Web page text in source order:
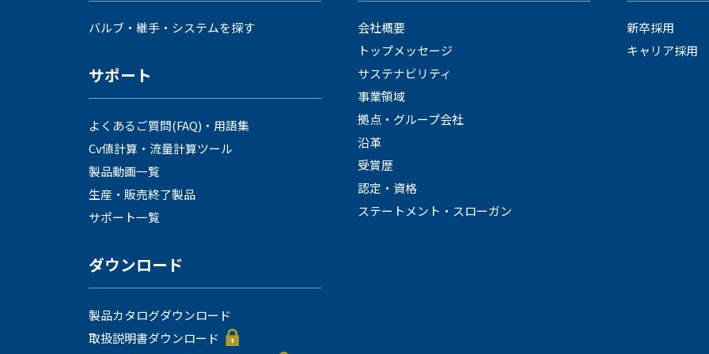
languageLanguage：
mailお問い合わせ
バルブ・継手・システムを探す
サポート
よくあるご質問(FAQ)・用語集
Cv値計算・流量計算ツール
製品動画一覧
生産・販売終了製品
サポート一覧
ダウンロード
製品カタログダウンロード
取扱説明書ダウンロード
会社概要
トップメッセージ
サステナビリティ
事業領域
拠点・グループ会社
沿革
受賞歴
認定・資格
ステートメント・スローガン
新卒採用
キャリア採用